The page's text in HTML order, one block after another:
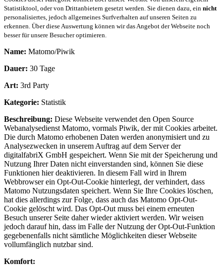
Statistiktool, oder von Drittanbietern gesetzt werden. Sie dienen dazu, ein nicht
personalisiertes, jedoch allgemeines Surfverhalten auf unseren Seiten zu
erkennen. Über diese Auswertung können wir das Angebot der Webseite noch
besser für unsere Besucher optimieren.
Name: Matomo/Piwik
Dauer: 30 Tage
Art: 3rd Party
Kategorie: Statistik
Beschreibung: Diese Webseite verwendet den Open Source
Webanalysedienst Matomo, vormals Piwik, der mit Cookies arbeitet.
Die durch Matomo erhobenen Daten werden anonymisiert und zu
Analysezwecken in unserem Auftrag auf dem Server der
digitalfabriX GmbH gespeichert. Wenn Sie mit der Speicherung und
Nutzung Ihrer Daten nicht einverstanden sind, können Sie diese
Funktionen hier deaktivieren. In diesem Fall wird in Ihrem
Webbrowser ein Opt-Out-Cookie hinterlegt, der verhindert, dass
Matomo Nutzungsdaten speichert. Wenn Sie Ihre Cookies löschen,
hat dies allerdings zur Folge, dass auch das Matomo Opt-Out-
Cookie gelöscht wird. Das Opt-Out muss bei einem erneuten
Besuch unserer Seite daher wieder aktiviert werden. Wir weisen
jedoch darauf hin, dass im Falle der Nutzung der Opt-Out-Funktion
gegebenenfalls nicht sämtliche Möglichkeiten dieser Webseite
vollumfänglich nutzbar sind.
Komfort: